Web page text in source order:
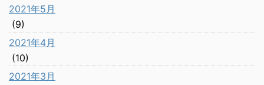
2021年5月
(9)
2021年4月
(10)
2021年3月